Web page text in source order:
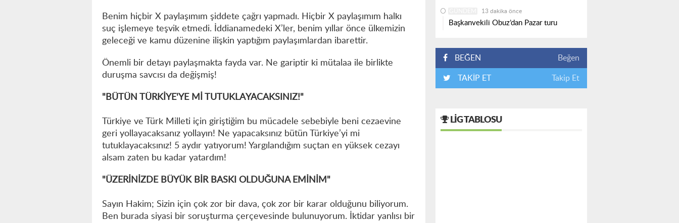
Benim hiçbir X paylaşımım şiddete çağrı yapmadı. Hiçbir X paylaşımım halkı
suç işlemeye teşvik etmedi. İddianamedeki X’ler, benim yıllar önce ülkemizin
geleceği ve kamu düzenine ilişkin yaptığım paylaşımlardan ibarettir.
Önemli bir detayı paylaşmakta fayda var. Ne gariptir ki mütalaa ile birlikte
duruşma savcısı da değişmiş!
"BÜTÜN TÜRKİYE'YE Mİ TUTUKLAYACAKSINIZ!"
Türkiye ve Türk Milleti için giriştiğim bu mücadele sebebiyle beni cezaevine
geri yollayacaksanız yollayın! Ne yapacaksınız bütün Türkiye’yi mi
tutuklayacaksınız! 5 aydır yatıyorum! Yargılandığım suçtan en yüksek cezayı
alsam zaten bu kadar yatardım!
"ÜZERİNİZDE BÜYÜK BİR BASKI OLDUĞUNA EMİNİM"
Sayın Hakim; Sizin için çok zor bir dava, çok zor bir karar olduğunu biliyorum.
Ben burada siyasi bir soruşturma çerçevesinde bulunuyorum. İktidar yanlısı bir
13 dakika önce
Başkanvekili Obuz’dan Pazar turu
BEĞEN Beğen
TAKİP ET Takip Et
LIG TABLOSU